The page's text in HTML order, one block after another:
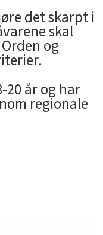
det skarpt i
skal
og
20 år og har
regionale